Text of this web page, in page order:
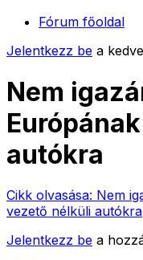
Fórum főoldal
Jelentkezz be a
Nem
autókra
Cikk olvasása: Nem
vezető nélküli autókra
Jelentkezz be a